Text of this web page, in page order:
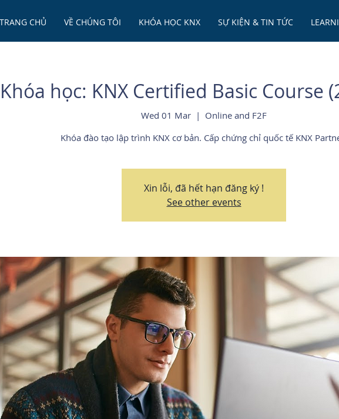
TRANG CHỦ VỀ CHÚNG TÔI KHÓA HỌC KNX SỰ KIỆN & TIN TỨC
Khóa học: KNX Certified Basic Course
Wed 01 Mar
  |
Online and F2F
Khóa đào tạo lập trình KNX cơ bản. Cấp chứng chỉ quốc tế KNX
Xin lỗi, đã hết hạn đăng ký !
See other events